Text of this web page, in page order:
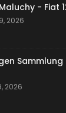
- Fiat
2026
2026